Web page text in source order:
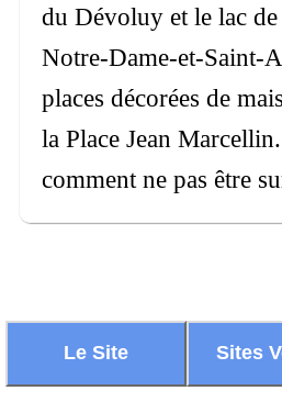
du Dévoluy et le lac
Notre-Dame-et-Saint-
places décorées de
la Place Jean
comment ne pas être
Le Site Sites